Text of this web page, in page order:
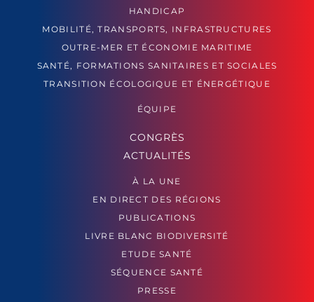
HANDICAP
MOBILITÉ, TRANSPORTS, INFRASTRUCTURES
OUTRE-MER ET ÉCONOMIE MARITIME
SANTÉ, FORMATIONS SANITAIRES ET SOCIALES
TRANSITION ÉCOLOGIQUE ET ÉNERGÉTIQUE
ÉQUIPE
CONGRÈS
ACTUALITÉS
À LA UNE
EN DIRECT DES RÉGIONS
PUBLICATIONS
LIVRE BLANC BIODIVERSITÉ
ETUDE SANTÉ
SÉQUENCE SANTÉ
PRESSE